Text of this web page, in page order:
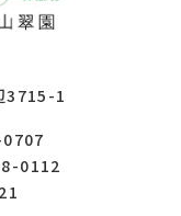
3715-1
0112